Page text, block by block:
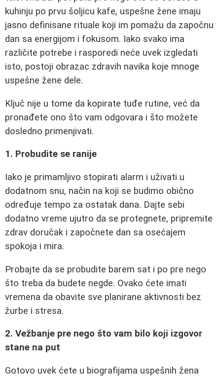
kuhinju po prvu šoljicu kafe, uspešne žene imaju
jasno definisane rituale koji im pomažu da započnu
dan sa energijom i fokusom. Iako svako ima
različite potrebe i rasporedi neće uvek izgledati
isto, postoji obrazac zdravih navika koje mnoge
uspešne žene dele.
Ključ nije u tome da kopirate tuđe rutine, već da
pronađete ono što vam odgovara i što možete
dosledno primenjivati.
1. Probudite se ranije
Iako je primamljivo stopirati alarm i uživati u
dodatnom snu, način na koji se budimo obično
određuje tempo za ostatak dana. Dajte sebi
dodatno vreme ujutro da se protegnete, pripremite
zdrav doručak i započnete dan sa osećajem
spokoja i mira.
Probajte da se probudite barem sat i po pre nego
što treba da budete negde. Ovako ćete imati
vremena da obavite sve planirane aktivnosti bez
žurbe i stresa.
2. Vežbanje pre nego što vam bilo koji izgovor
stane na put
Gotovo uvek ćete u biografijama uspešnih žena